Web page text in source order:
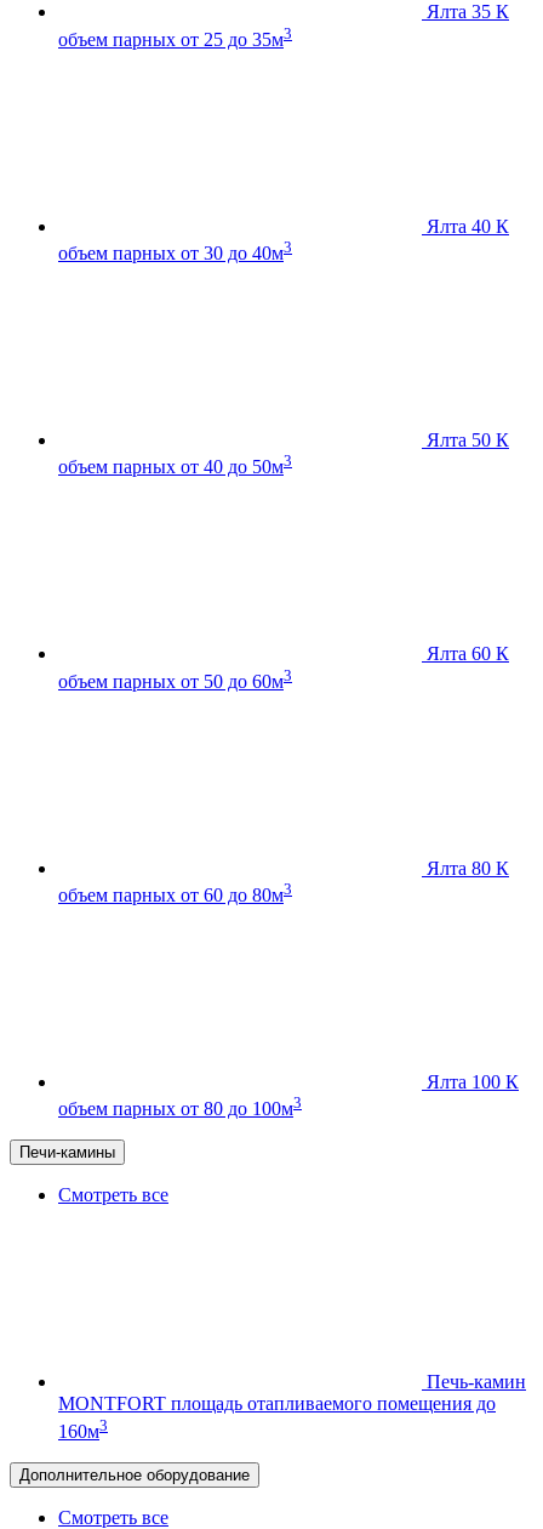
Ялта 35 К
объем парных от 25 до 35м3
Ялта 40 К
объем парных от 30 до 40м3
Ялта 50 К
объем парных от 40 до 50м3
Ялта 60 К
объем парных от 50 до 60м3
Ялта 80 К
объем парных от 60 до 80м3
Ялта 100 К
объем парных от 80 до 100м3
Печи-камины
Смотреть все
Печь-камин
MONTFORT площадь отапливаемого помещения до
160м3
Дополнительное оборудование
Смотреть все